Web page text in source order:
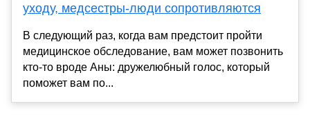
уходу, медсестры-люди сопротивляются
В следующий раз, когда вам предстоит пройти
медицинское обследование, вам может позвонить
кто-то вроде Аны: дружелюбный голос, который
поможет вам по...